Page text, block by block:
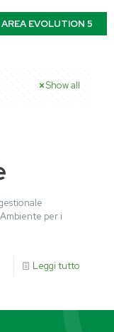
AREA EVOLUTION 5
Show all
per i
Leggi tutto